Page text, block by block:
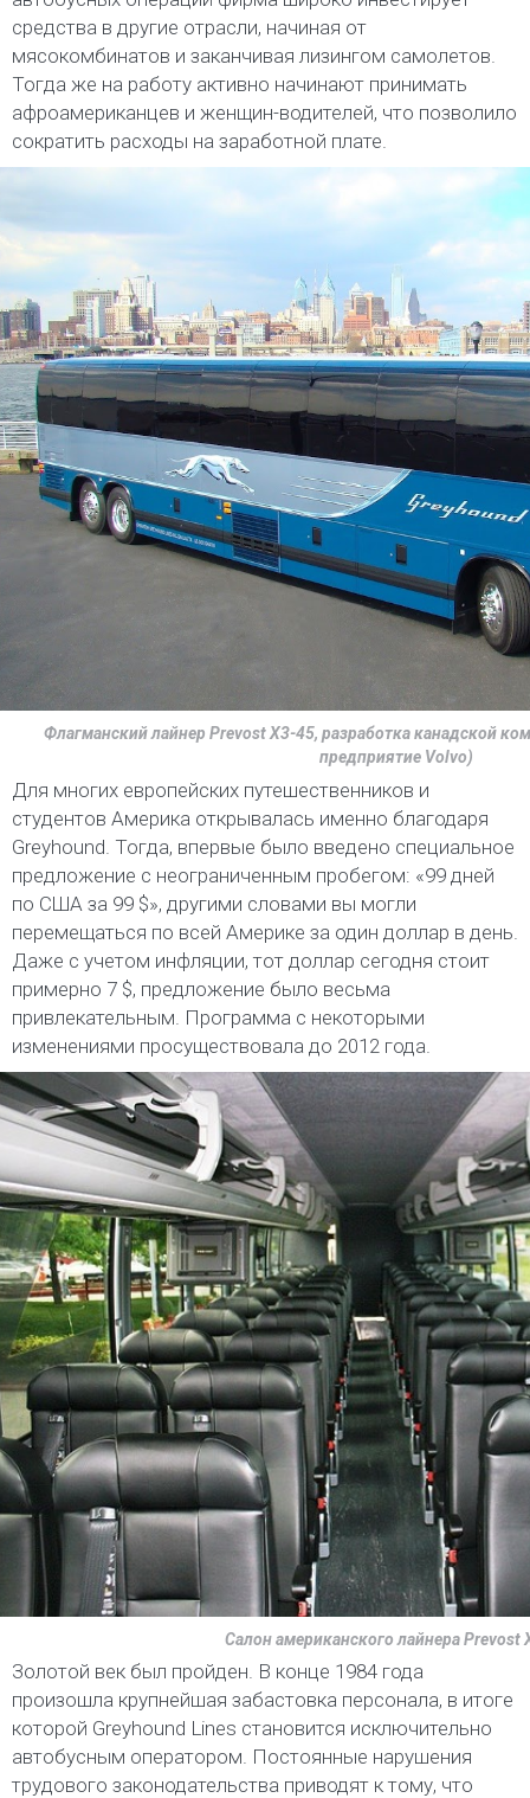
средства в другие отрасли, начиная от
мясокомбинатов и заканчивая лизингом самолетов.
Тогда же на работу активно начинают принимать
афроамериканцев и женщин-водителей, что позволило
сократить расходы на заработной плате.
Флагманский лайнер Prevost X3-45, разработка канадской
предприятие Volvo)
Для многих европейских путешественников и
студентов Америка открывалась именно благодаря
Greyhound. Тогда, впервые было введено специальное
предложение с неограниченным пробегом: «99 дней
по США за 99 $», другими словами вы могли
перемещаться по всей Америке за один доллар в день.
Даже с учетом инфляции, тот доллар сегодня стоит
примерно 7 $, предложение было весьма
привлекательным. Программа c некоторыми
изменениями просуществовала до 2012 года.
Салон американского лайнера Prevost
Золотой век был пройден. В конце 1984 года
произошла крупнейшая забастовка персонала, в итоге
которой Greyhound Lines становится исключительно
автобусным оператором. Постоянные нарушения
трудового законодательства приводят к тому, что